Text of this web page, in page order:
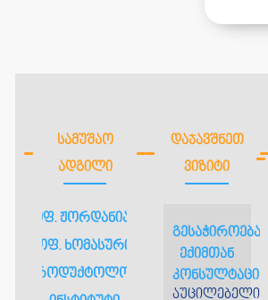
ᲡᲐᲛᲣᲨᲐᲝ
ᲐᲓᲒᲘᲚᲘ
პროფ. ჟორდანიას და
პროფ. ხომასურიძის
რეპროდუქტოლოგიის
ᲓᲐᲯᲐᲕᲨᲜᲔᲗ
ᲕᲘᲖᲘᲢᲘ
გესაჭიროებათ
ექიმთან
კონსულტაცია?
აუცილებელია